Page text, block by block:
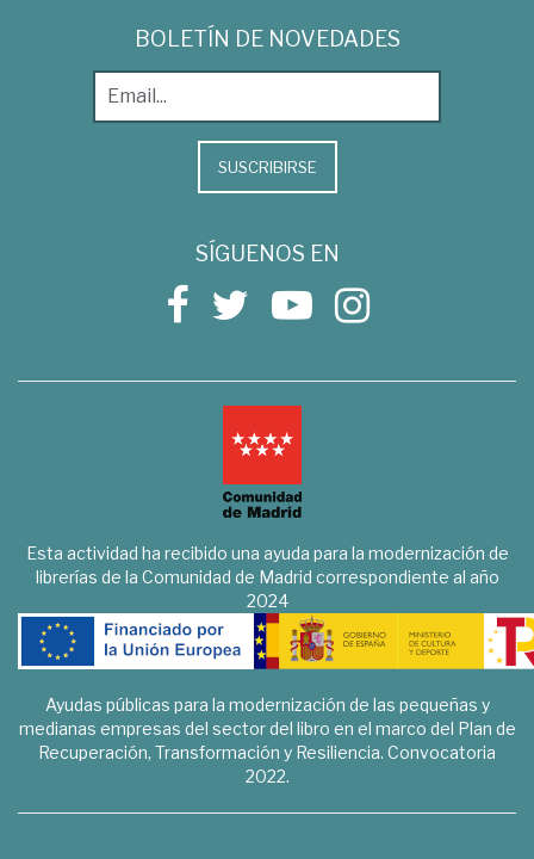
BOLETÍN DE NOVEDADES
SUSCRIBIRSE
SÍGUENOS EN
Esta actividad ha recibido una ayuda para la modernización de
librerías de la Comunidad de Madrid correspondiente al año
2024
Ayudas públicas para la modernización de las pequeñas y
medianas empresas del sector del libro en el marco del Plan de
Recuperación, Transformación y Resiliencia. Convocatoria
2022.